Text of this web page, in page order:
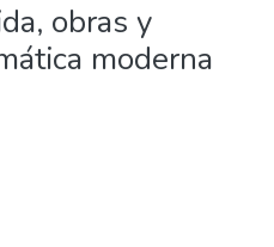
obras y
moderna